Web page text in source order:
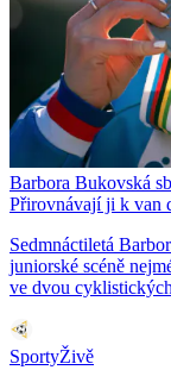
Barbora Bukovská
Přirovnávají ji k van
Sedmnáctiletá
juniorské scéně
ve dvou
SportyŽivě